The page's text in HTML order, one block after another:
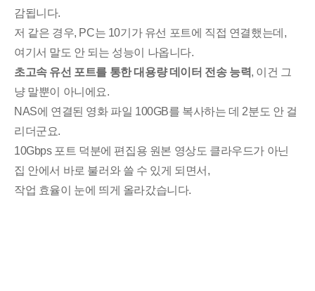
감됩니다.
저 같은 경우, PC는 10기가 유선 포트에 직접 연결했는데,
여기서 말도 안 되는 성능이 나옵니다.
초고속 유선 포트를 통한 대용량 데이터 전송 능력, 이건 그
냥 말뿐이 아니에요.
NAS에 연결된 영화 파일 100GB를 복사하는 데 2분도 안 걸
리더군요.
10Gbps 포트 덕분에 편집용 원본 영상도 클라우드가 아닌
집 안에서 바로 불러와 쓸 수 있게 되면서,
작업 효율이 눈에 띄게 올라갔습니다.